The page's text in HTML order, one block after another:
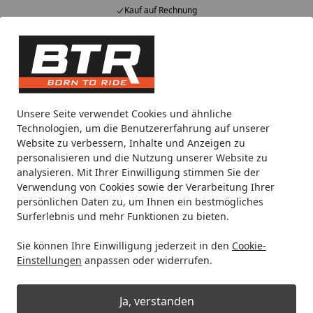
Unsere Seite verwendet Cookies und ähnliche
Technologien, um die Benutzererfahrung auf unserer
Website zu verbessern, Inhalte und Anzeigen zu
personalisieren und die Nutzung unserer Website zu
analysieren. Mit Ihrer Einwilligung stimmen Sie der
Verwendung von Cookies sowie der Verarbeitung Ihrer
persönlichen Daten zu, um Ihnen ein bestmögliches
Surferlebnis und mehr Funktionen zu bieten.
Sie können Ihre Einwilligung jederzeit in den Cookie-
Einstellungen anpassen oder widerrufen.
Ja, verstanden
Kauf auf Rechnung
Alle Produkte
Mein Konto
Suchen
Noch 22 Stunden und 11 Minuten
Spare bis zu 35% auf EVOLIFT® Zentralständer
von BTR!
Startseite
B-Ware B-Ware LeoVince SLIP-ON Edelstahl SBK LV ONE
B-Ware LeoVince SLIP-ON Edelstahl
SBK LV ONE EVO für TRIUMPH TIGER
900 GT/RALLY/PRO